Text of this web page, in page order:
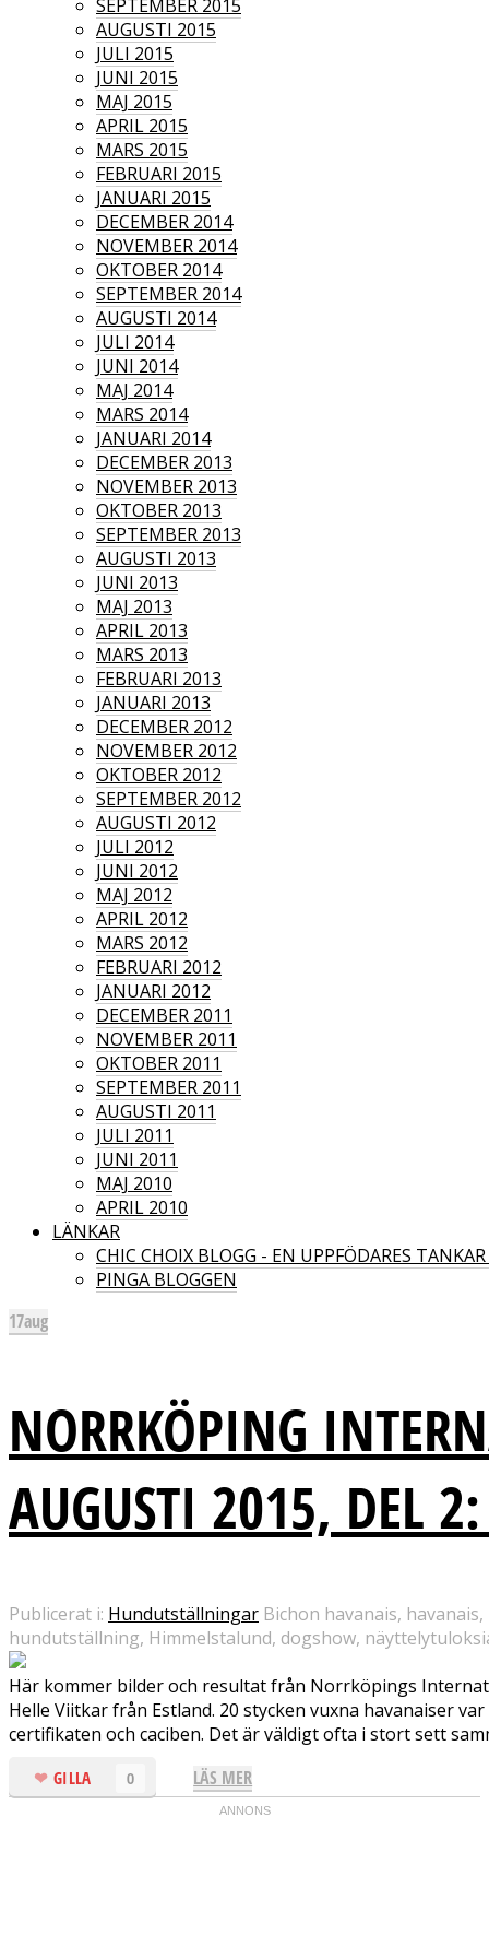
SEPTEMBER 2015
AUGUSTI 2015
JULI 2015
JUNI 2015
MAJ 2015
APRIL 2015
MARS 2015
FEBRUARI 2015
JANUARI 2015
DECEMBER 2014
NOVEMBER 2014
OKTOBER 2014
SEPTEMBER 2014
AUGUSTI 2014
JULI 2014
JUNI 2014
MAJ 2014
MARS 2014
JANUARI 2014
DECEMBER 2013
NOVEMBER 2013
OKTOBER 2013
SEPTEMBER 2013
AUGUSTI 2013
JUNI 2013
MAJ 2013
APRIL 2013
MARS 2013
FEBRUARI 2013
JANUARI 2013
DECEMBER 2012
NOVEMBER 2012
OKTOBER 2012
SEPTEMBER 2012
AUGUSTI 2012
JULI 2012
JUNI 2012
MAJ 2012
APRIL 2012
MARS 2012
FEBRUARI 2012
JANUARI 2012
DECEMBER 2011
NOVEMBER 2011
OKTOBER 2011
SEPTEMBER 2011
AUGUSTI 2011
JULI 2011
JUNI 2011
MAJ 2010
APRIL 2010
LÄNKAR
CHIC CHOIX BLOGG - EN UPPFÖDARES
PINGA BLOGGEN
17aug
NORRKÖPING
AUGUSTI 2015, DEL
Publicerat i: Hundutställningar Bichon havanais,
hundutställning, Himmelstalund, dogshow,
Här kommer bilder och resultat från Norrköpings
Helle Viitkar från Estland. 20 stycken vuxna havanaiser
certifikaten och caciben. Det är väldigt ofta i stort sett
0
GILLA LÄS MER